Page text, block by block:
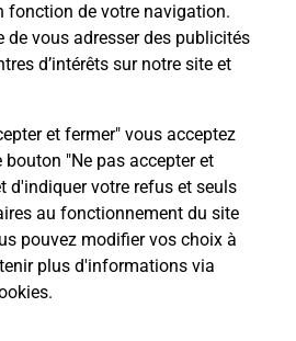
fonction de votre navigation.
de vous adresser des publicités
d’intérêts sur notre site et
et fermer" vous acceptez
"Ne pas accepter et
d'indiquer votre refus et seuls
au fonctionnement du site
pouvez modifier vos choix à
plus d'informations via
.
24
autre point de contact